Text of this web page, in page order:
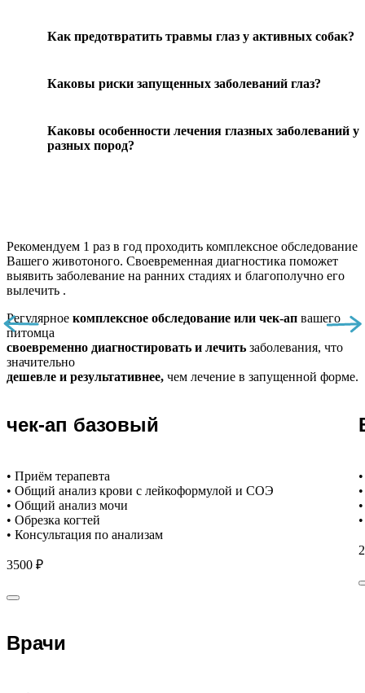
Как предотвратить травмы глаз у активных собак?
Каковы риски запущенных заболеваний глаз?
Каковы особенности лечения глазных заболеваний у
разных пород?
Рекомендуем 1 раз в год проходить комплексное обследование
Вашего животоного. Своевременная диагностика поможет
выявить заболевание на ранних стадиях и благополучно его
вылечить .
Регулярное комплексное обследование или чек-ап вашего
питомца
своевременно диагностировать и лечить заболевания, что
значительно
дешевле и результативнее, чем лечение в запущенной форме.
чек-ап базовый
• Приём терапевта
• Общий анализ крови с лейкоформулой и СОЭ
• Общий анализ мочи
• Обрезка когтей
• Консультация по анализам
3500 ₽
Врачи